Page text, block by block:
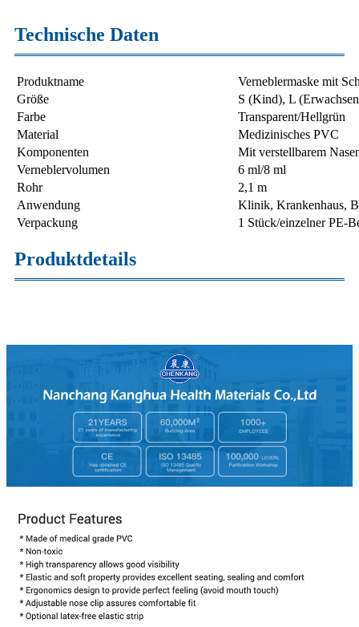
Technische Daten
Produktname
Verneblermaske mit
Größe
S (Kind), L
Farbe
Transparent/Hellgrün
Material
Medizinisches PVC
Komponenten
Mit verstellbarem
Verneblervolumen
6 ml/8 ml
Rohr
2,1 m
Anwendung
Klinik, Krankenhaus,
Verpackung
1 Stück/einzelner PE-
Produktdetails